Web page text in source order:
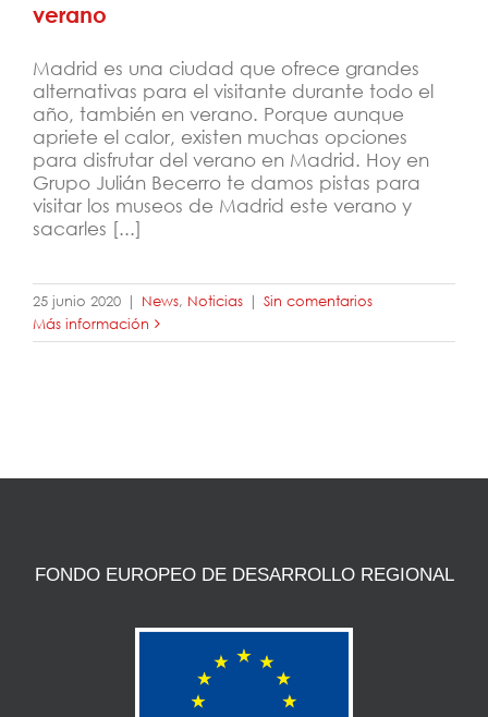
verano
Madrid es una ciudad que ofrece grandes
alternativas para el visitante durante todo el
año, también en verano. Porque aunque
apriete el calor, existen muchas opciones
para disfrutar del verano en Madrid. Hoy en
Grupo Julián Becerro te damos pistas para
visitar los museos de Madrid este verano y
sacarles [...]
25 junio 2020 | News, Noticias | Sin comentarios
Más información
FONDO EUROPEO DE DESARROLLO REGIONAL